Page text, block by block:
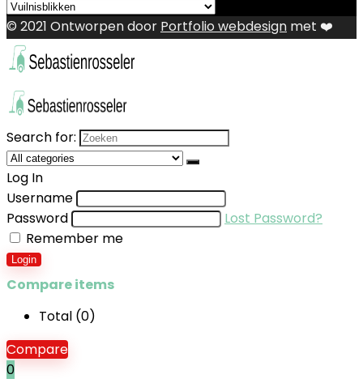
© 2021 Ontworpen door Portfolio webdesign met ❤️
Search for:
Log In
Username
Password
Lost Password?
Remember me
Login
Compare items
Total (0)
Compare
0